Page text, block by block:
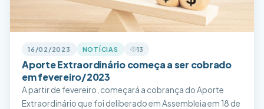
16/02/2023 NOTÍCIAS 13
Aporte Extraordinário começa a ser cobrado
em fevereiro/2023
A partir de fevereiro, começará a cobrança do Aporte
Extraordinário que foi deliberado em Assembleia em 18 de